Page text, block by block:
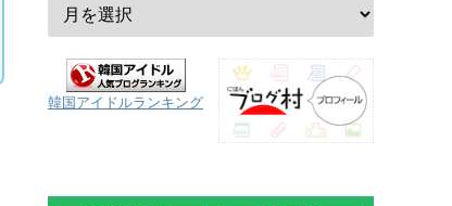
韓国アイドルランキング